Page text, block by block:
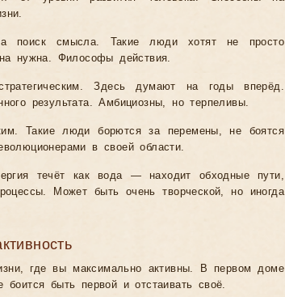
поиск смысла. Такие люди хотят не просто
нужна. Философы действия.
Здесь думают на годы вперёд.
результата. Амбициозны, но терпеливы.
Такие люди борются за перемены, не боятся
в своей области.
течёт как вода — находит обходные пути,
Может быть очень творческой, но иногда
где вы максимально активны. В первом доме
быть первой и отстаивать своё.